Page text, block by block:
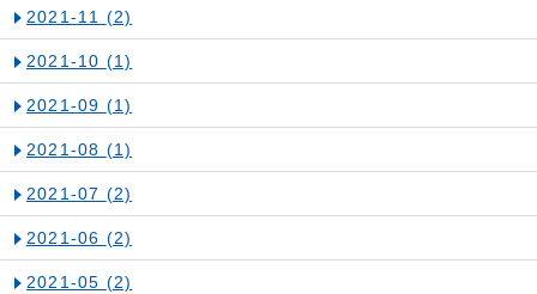
2021-11 (2)
2021-10 (1)
2021-09 (1)
2021-08 (1)
2021-07 (2)
2021-06 (2)
2021-05 (2)